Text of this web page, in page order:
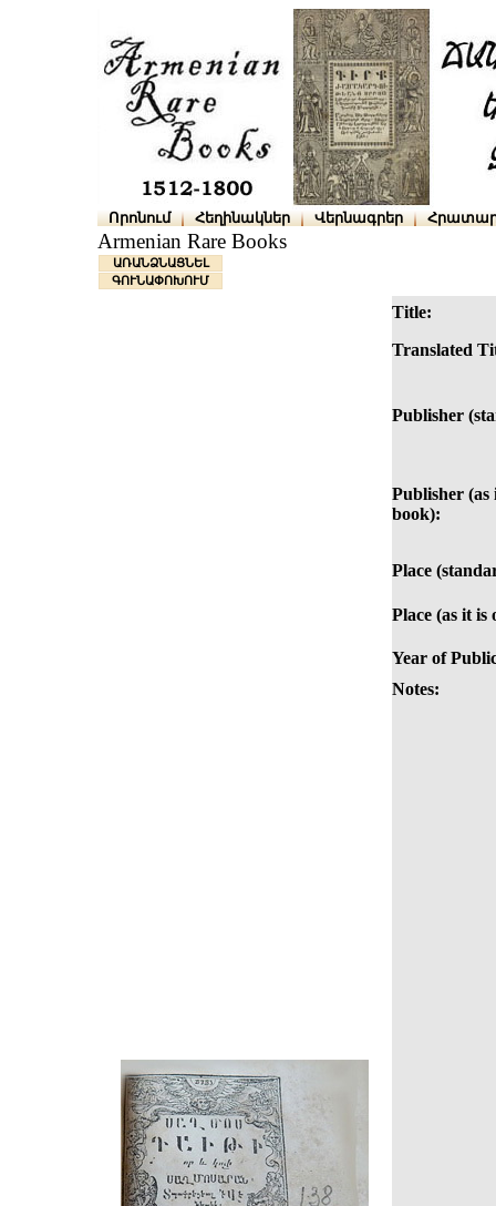
Որոնում Հեղինակներ Վերնագրեր
Armenian Rare Books
ԱՌԱՆՁՆԱՑՆԵԼ
ԳՈՒՆԱՓՈԽՈՒՄ
Title:
Translated
Publisher
Publisher (as
book):
Place
Place (as it is
Year of
Notes: